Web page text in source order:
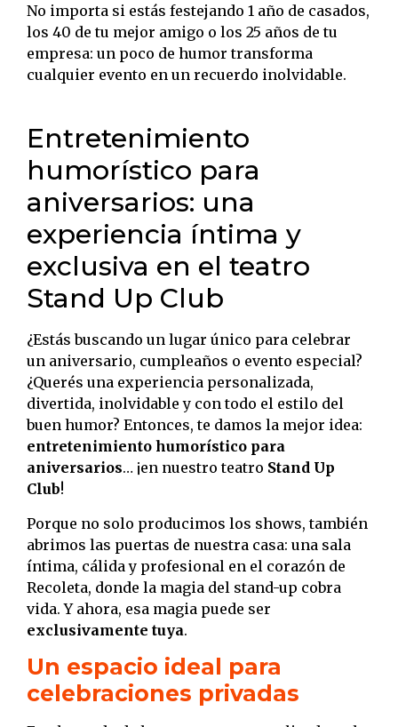
No importa si estás festejando 1 año de casados,
los 40 de tu mejor amigo o los 25 años de tu
empresa: un poco de humor transforma
cualquier evento en un recuerdo inolvidable.
Entretenimiento
humorístico para
aniversarios: una
experiencia íntima y
exclusiva en el teatro
Stand Up Club
¿Estás buscando un lugar único para celebrar
un aniversario, cumpleaños o evento especial?
¿Querés una experiencia personalizada,
divertida, inolvidable y con todo el estilo del
buen humor? Entonces, te damos la mejor idea:
entretenimiento humorístico para
aniversarios… ¡en nuestro teatro Stand Up
Club!
Porque no solo producimos los shows, también
abrimos las puertas de nuestra casa: una sala
íntima, cálida y profesional en el corazón de
Recoleta, donde la magia del stand-up cobra
vida. Y ahora, esa magia puede ser
exclusivamente tuya.
Un espacio ideal para
celebraciones privadas